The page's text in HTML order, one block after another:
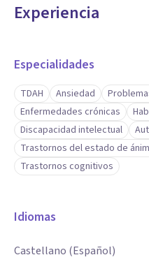
Experiencia
Especialidades
TDAH Ansiedad
Enfermedades crónicas
Discapacidad intelectual
Trastornos del estado de
Trastornos cognitivos
Idiomas
Castellano (Español)